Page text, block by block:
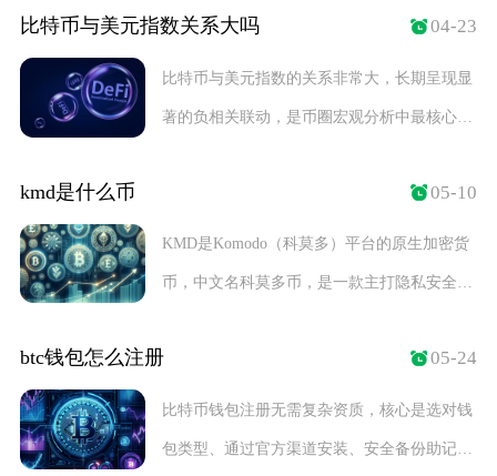
比特币与美元指数关系大吗 04-23
比特币与美元指数的关系非常大，长期呈现显
著的负相关联动，是币圈宏观分析中最核心的
kmd是什么币 05-10
KMD是Komodo（科莫多）平台的原生加密货
币，中文名科莫多币，是一款主打隐私安全与
btc钱包怎么注册 05-24
比特币钱包注册无需复杂资质，核心是选对钱
包类型、通过官方渠道安装、安全备份助记词